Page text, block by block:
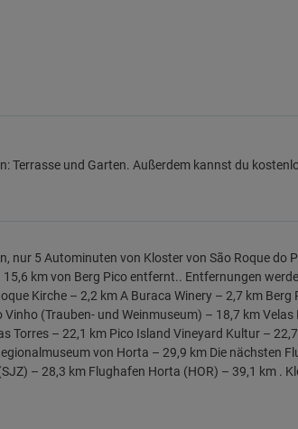
Terrasse und Garten. Außerdem kannst du
nur 5 Autominuten von Kloster von São Roque do
km von Berg Pico entfernt.. Entfernungen
Kirche – 2,2 km A Buraca Winery – 2,7 km Berg
(Trauben- und Weinmuseum) – 18,7 km
Torres – 22,1 km Pico Island Vineyard Kultur –
von Horta – 29,9 km Die nächsten
– 28,3 km Flughafen Horta (HOR) – 39,1 km .